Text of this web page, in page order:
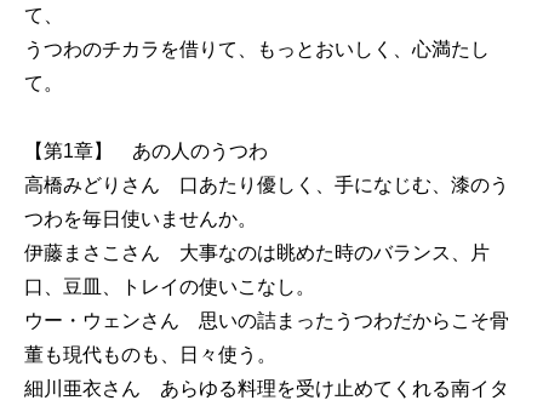
て、
うつわのチカラを借りて、もっとおいしく、心満たし
て。
【第1章】 あの人のうつわ
高橋みどりさん 口あたり優しく、手になじむ、漆のう
つわを毎日使いませんか。
伊藤まさこさん 大事なのは眺めた時のバランス、片
口、豆皿、トレイの使いこなし。
ウー・ウェンさん 思いの詰まったうつわだからこそ骨
董も現代ものも、日々使う。
細川亜衣さん あらゆる料理を受け止めてくれる南イタ